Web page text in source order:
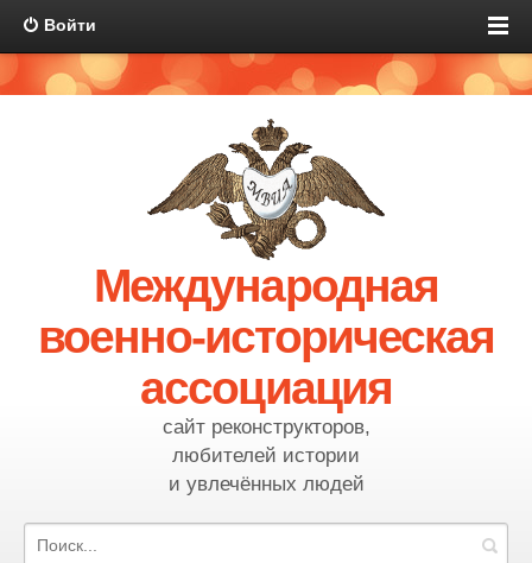
Войти
Международная
военно-историческая
ассоциация
сайт реконструкторов,
любителей истории
и увлечённых людей